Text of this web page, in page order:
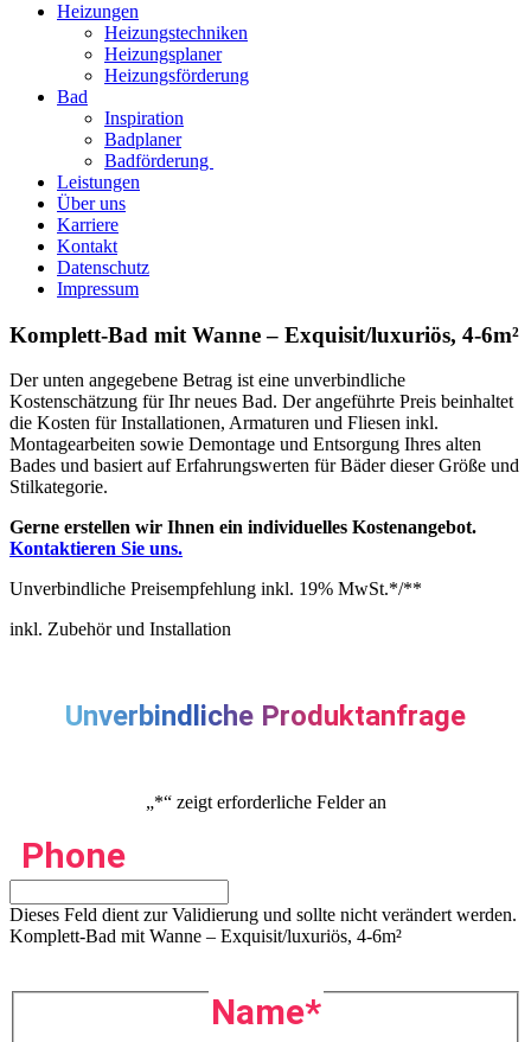
Heizungen
Heizungstechniken
Heizungsplaner
Heizungsförderung
Bad
Inspiration
Badplaner
Badförderung
Leistungen
Über uns
Karriere
Kontakt
Datenschutz
Impressum
Komplett-Bad mit Wanne – Exquisit/luxuriös, 4-6m²
Der unten angegebene Betrag ist eine unverbindliche
Kostenschätzung für Ihr neues Bad. Der angeführte Preis beinhaltet
die Kosten für Installationen, Armaturen und Fliesen inkl.
Montagearbeiten sowie Demontage und Entsorgung Ihres alten
Bades und basiert auf Erfahrungswerten für Bäder dieser Größe und
Stilkategorie.
Gerne erstellen wir Ihnen ein individuelles Kostenangebot.
Kontaktieren Sie uns.
Unverbindliche Preisempfehlung inkl. 19% MwSt.*/**
inkl. Zubehör und Installation
Unverbindliche Produktanfrage
„*“ zeigt erforderliche Felder an
Phone
Dieses Feld dient zur Validierung und sollte nicht verändert werden.
Komplett-Bad mit Wanne – Exquisit/luxuriös, 4-6m²
Name*